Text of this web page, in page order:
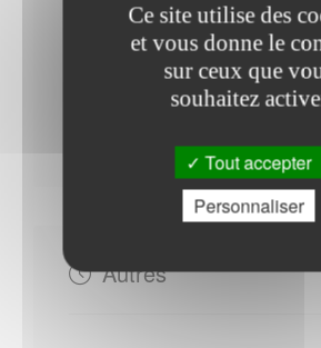
Lundi : - 13h30 à 18h30
Jeudi : - 13h30 à 17h00
Vendredi : - 13h00 à 15h00
Mardi : - 09h00 à 12h00
Autres
Ce site utilise des
et vous donne le
sur ceux que
souhaitez
Tout accepter
Personnaliser